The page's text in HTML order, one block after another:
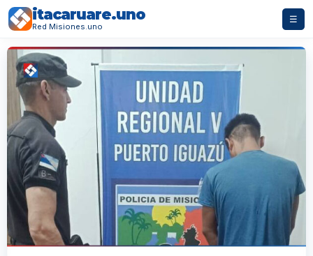
itacaruare.uno
Red Misiones.uno
☰